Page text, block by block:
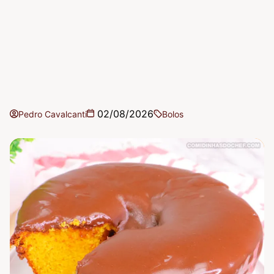
Pedro Cavalcanti 02/08/2026 Bolos